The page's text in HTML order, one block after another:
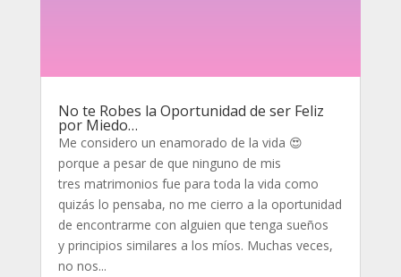
No te Robes la Oportunidad de ser Feliz
por Miedo…
Me considero un enamorado de la vida 😍
porque a pesar de que ninguno de mis
tres matrimonios fue para toda la vida como
quizás lo pensaba, no me cierro a la oportunidad
de encontrarme con alguien que tenga sueños
y principios similares a los míos. Muchas veces,
no nos...